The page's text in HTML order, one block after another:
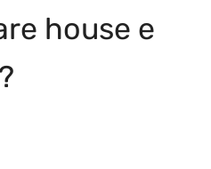
house e